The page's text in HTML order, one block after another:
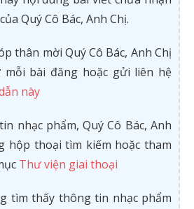
Quý Cô Bác, Anh Chị.
thân mời Quý Cô Bác, Anh Chị
bài đăng hoặc gửi liên hệ
này
nhạc phẩm, Quý Cô Bác, Anh
hộp thoại tìm kiếm hoặc tham
Thư viện giai thoại
tìm thấy thông tin nhạc phẩm